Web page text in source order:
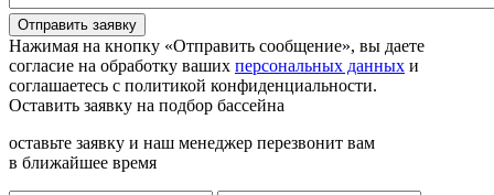
Отправить заявку
Нажимая на кнопку «Отправить сообщение», вы даете
согласие на обработку ваших персональных данных и
соглашаетесь с политикой конфиденциальности.
Оставить заявку на подбор бассейна
оставьте заявку и наш менеджер перезвонит вам
в ближайшее время